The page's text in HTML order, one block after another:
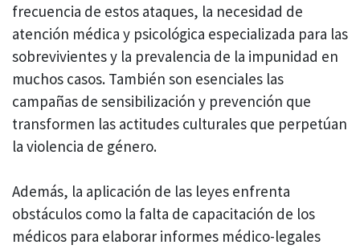
frecuencia de estos ataques, la necesidad de
atención médica y psicológica especializada para las
sobrevivientes y la prevalencia de la impunidad en
muchos casos. También son esenciales las
campañas de sensibilización y prevención que
transformen las actitudes culturales que perpetúan
la violencia de género.
Además, la aplicación de las leyes enfrenta
obstáculos como la falta de capacitación de los
médicos para elaborar informes médico-legales